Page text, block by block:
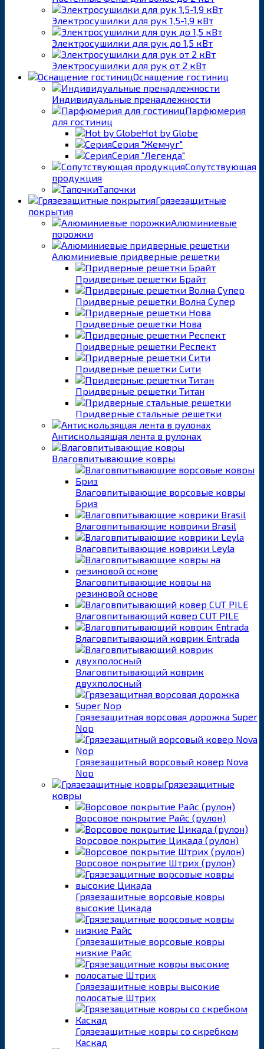
Электросушилки для рук 1,5-1,9 кВт
Электросушилки для рук до 1,5 кВт
Электросушилки для рук от 2 кВт
Оснащение гостиниц
Индивидуальные пренадлежности
Парфюмерия
для гостиниц
Hot by Globe
Серия "Жемчуг"
Серия "Легенда"
Сопутствующая
продукция
Тапочки
Грязезащитные
покрытия
Алюминиевые
порожки
Алюминиевые придверные решетки
Придверные решетки Брайт
Придверные решетки Волна Супер
Придверные решетки Нова
Придверные решетки Респект
Придверные решетки Сити
Придверные решетки Титан
Придверные стальные решетки
Антискользящая лента в рулонах
Влаговпитывающие ковры
Влаговпитывающие ворсовые ковры
Бриз
Влаговпитывающие коврики Brasil
Влаговпитывающие коврики Leyla
Влаговпитывающие ковры на
резиновой основе
Влаговпитывающий ковер CUT PILE
Влаговпитывающий коврик Entrada
Влаговпитывающий коврик
двухполосный
Грязезащитная ворсовая дорожка Super
Nop
Грязезащитный ворсовый ковер Nova
Nop
Грязезащитные
ковры
Ворсовое покрытие Райс (рулон)
Ворсовое покрытие Цикада (рулон)
Ворсовое покрытие Штрих (рулон)
Грязезащитные ворсовые ковры
высокие Цикада
Грязезащитные ворсовые ковры
низкие Райс
Грязезащитные ковры высокие
полосатые Штрих
Грязезащитные ковры со скребком
Каскад